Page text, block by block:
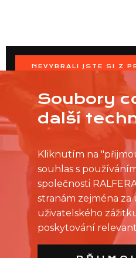
NEVYBRALI JSTE SI Z
OSLOVTE PRODEJNU
Soubory
další
Kliknutím na
souhlas s
společnosti
stranám zejména
uživatelského
poskytování